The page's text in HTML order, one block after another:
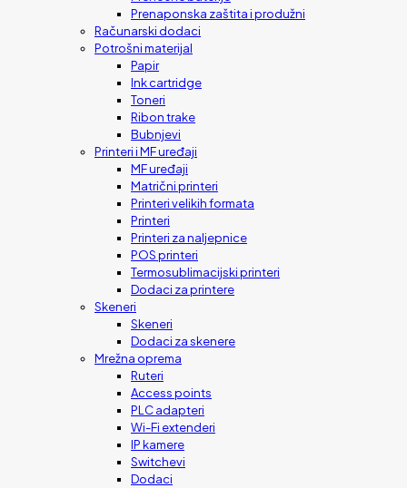
Prenaponska zaštita i produžni
Računarski dodaci
Potrošni materijal
Papir
Ink cartridge
Toneri
Ribon trake
Bubnjevi
Printeri i MF uređaji
MF uređaji
Matrični printeri
Printeri velikih formata
Printeri
Printeri za naljepnice
POS printeri
Termosublimacijski printeri
Dodaci za printere
Skeneri
Skeneri
Dodaci za skenere
Mrežna oprema
Ruteri
Access points
PLC adapteri
Wi-Fi extenderi
IP kamere
Switchevi
Dodaci